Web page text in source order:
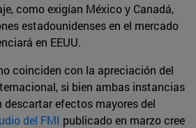
como exigían México y Canadá,
estadounidenses en el mercado
en EEUU.
coinciden con la apreciación del
si bien ambas instancias
descartar efectos mayores del
del FMI publicado en marzo cree